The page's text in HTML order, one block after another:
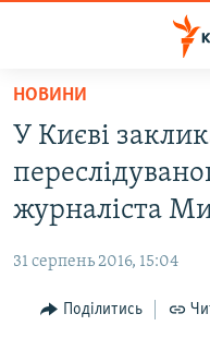
Перейти
основного
матеріалу
Перейти
до
основної
навігації
Перейти
ВІДЕО ТА ФОТО
БЛОГИ
ПОГЛЯД
НОВИНИ
У Києві
журналіста
31 серпень 2016, 15:04
Поділитись